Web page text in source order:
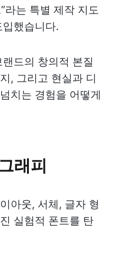
라는 특별 제작 지도
했습니다.
드의 창의적 본질
, 그리고 현실과 디
치는 경험을 어떻게
래피
아웃, 서체, 글자 형
실험적 폰트를 탄